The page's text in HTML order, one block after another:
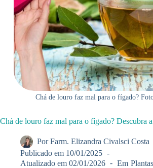
Chá de louro faz mal para o fígado?
Chá de louro faz mal para o fígado? Descubra
Por Farm. Elizandra Civalsci Costa
Publicado em 10/01/2025
Atualizado em 02/01/2026 Em